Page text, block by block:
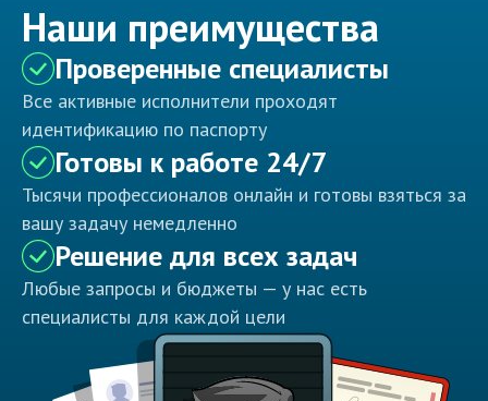
Наши преимущества
Проверенные специалисты
Все активные исполнители проходят
идентификацию по паспорту
Готовы к работе 24/7
Тысячи профессионалов онлайн и готовы взяться за
вашу задачу немедленно
Решение для всех задач
Любые запросы и бюджеты — у нас есть
специалисты для каждой цели